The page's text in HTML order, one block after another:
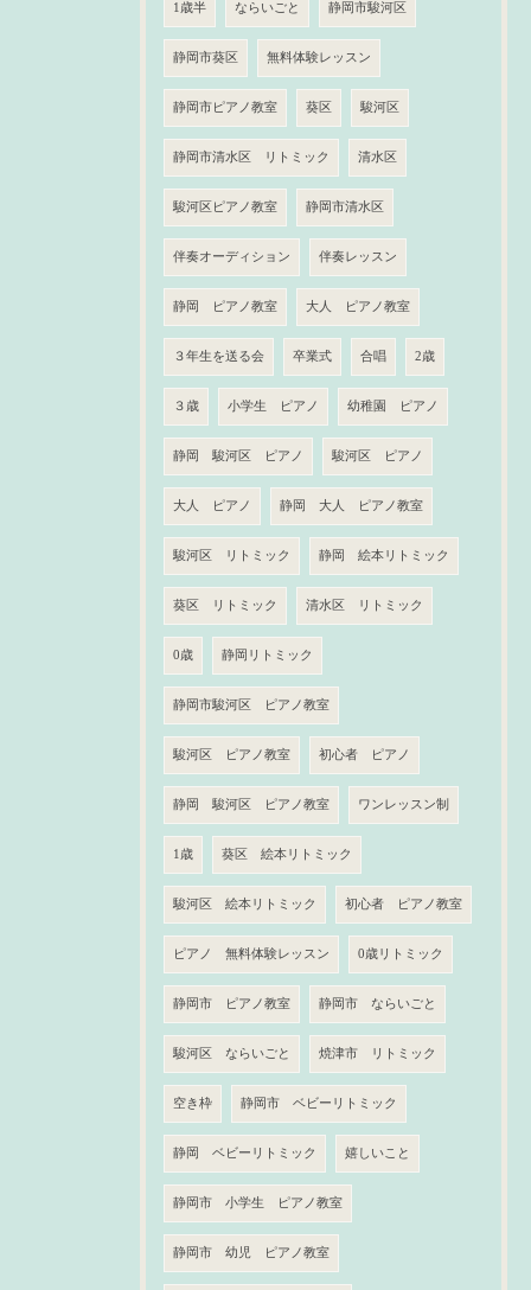
1歳半 ならいごと 静岡市駿河区
静岡市葵区 無料体験レッスン
静岡市ピアノ教室 葵区 駿河区
静岡市清水区 リトミック 清水区
駿河区ピアノ教室 静岡市清水区
伴奏オーディション 伴奏レッスン
静岡 ピアノ教室 大人 ピアノ教室
３年生を送る会 卒業式 合唱 2歳
３歳 小学生 ピアノ 幼稚園 ピアノ
静岡 駿河区 ピアノ 駿河区 ピアノ
大人 ピアノ 静岡 大人 ピアノ教室
駿河区 リトミック 静岡 絵本リトミック
葵区 リトミック 清水区 リトミック
0歳 静岡リトミック
静岡市駿河区 ピアノ教室
駿河区 ピアノ教室 初心者 ピアノ
静岡 駿河区 ピアノ教室 ワンレッスン制
1歳 葵区 絵本リトミック
駿河区 絵本リトミック 初心者 ピアノ教室
ピアノ 無料体験レッスン 0歳リトミック
静岡市 ピアノ教室 静岡市 ならいごと
駿河区 ならいごと 焼津市 リトミック
空き枠 静岡市 ベビーリトミック
静岡 ベビーリトミック 嬉しいこと
静岡市 小学生 ピアノ教室
静岡市 幼児 ピアノ教室